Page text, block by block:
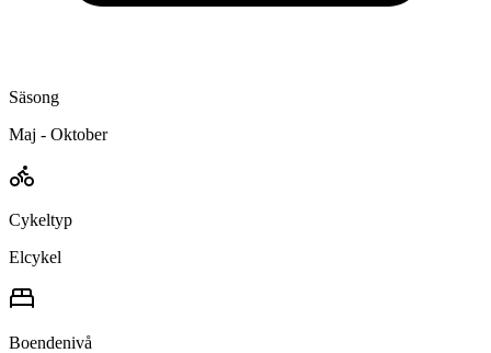
Säsong
Maj - Oktober
Cykeltyp
Elcykel
Boendenivå